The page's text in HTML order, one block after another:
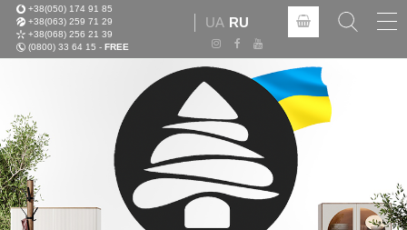
+38(050) 174 91 85
+38(063) 259 71 29
+38(068) 256 21 39
(0800) 33 64 15 - FREE
UA RU